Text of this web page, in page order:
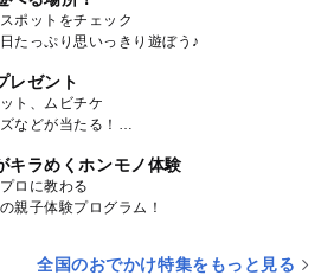
ポットをチェック
たっぷり思いっきり遊ぼう♪
レゼント
ト、ムビチケ
などが当たる！
キラめくホンモノ体験
ロに教わる
親子体験プログラム！
全国のおでかけ特集をもっと見る